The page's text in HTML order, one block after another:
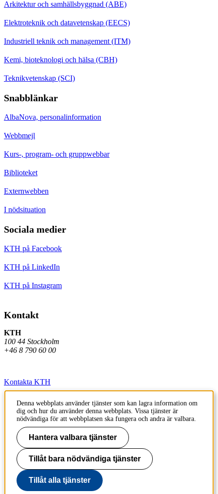
Arkitektur och samhällsbyggnad (ABE)
Elektroteknik och datavetenskap (EECS)
Industriell teknik och management (ITM)
Kemi, bioteknologi och hälsa (CBH)
Teknikvetenskap (SCI)
Snabblänkar
AlbaNova, personalinformation
Webbmejl
Kurs-, program- och gruppwebbar
Biblioteket
Externwebben
I nödsituation
Sociala medier
KTH på Facebook
KTH på LinkedIn
KTH på Instagram
Kontakt
KTH
100 44 Stockholm
+46 8 790 60 00
Kontakta KTH
Jobba på KTH
Press och media
Faktura och betalning KTH
Om KTH:s webbplatser
Tillgänglighetsredogörelse
Denna webbplats använder tjänster som kan lagra information om
dig och hur du använder denna webbplats. Vissa tjänster är
nödvändiga för att webbplatsen ska fungera och andra är valbara.
Hantera valbara tjänster
Tillåt bara nödvändiga tjänster
Tillåt alla tjänster